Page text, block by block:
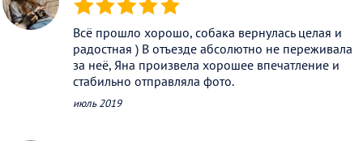
(*) (*) (*) (*) (*)
Всё прошло хорошо, собака вернулась целая и
радостная ) В отъезде абсолютно не переживала
за неё, Яна произвела хорошее впечатление и
стабильно отправляла фото.
июль 2019